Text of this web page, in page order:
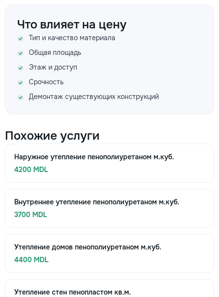
Что влияет на цену
Тип и качество материала
Общая площадь
Этаж и доступ
Срочность
Демонтаж существующих конструкций
Похожие услуги
Наружное утепление пенополиуретаном м.куб.
4200 MDL
Внутреннее утепление пенополиуретаном м.куб.
3700 MDL
Утепление домов пенополиуретаном м.куб.
4400 MDL
Утепление стен пенопластом кв.м.